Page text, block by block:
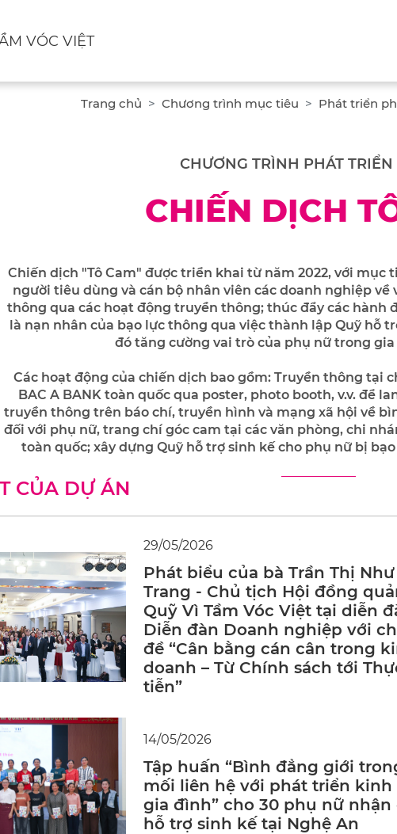
VÓC VIỆT
Trang chủ Chương trình mục tiêu Phát triển
CHƯƠNG TRÌNH PHÁT
CHIẾN DỊCH
Chiến dịch "Tô Cam" được triển khai từ năm 2022, với mục
người tiêu dùng và cán bộ nhân viên các doanh nghiệp về
thông qua các hoạt động truyền thông; thúc đẩy các hành
là nạn nhân của bạo lực thông qua việc thành lập Quỹ hỗ
đó tăng cường vai trò của phụ nữ trong
Các hoạt động của chiến dịch bao gồm: Truyền thông tại
BAC A BANK toàn quốc qua poster, photo booth, v.v. để
truyền thông trên báo chí, truyền hình và mạng xã hội về
đối với phụ nữ, trang chí góc cam tại các văn phòng, chi
toàn quốc; xây dựng Quỹ hỗ trợ sinh kế cho phụ nữ bị
CỦA DỰ ÁN
29/05/2026
Phát biểu của bà Trần Thị Như
Trang - Chủ tịch Hội đồng
Quỹ Vì Tầm Vóc Việt tại diễn
Diễn đàn Doanh nghiệp với
đề “Cân bằng cán cân trong
doanh – Từ Chính sách tới
tiễn”
14/05/2026
Tập huấn “Bình đẳng giới
mối liên hệ với phát triển kinh
gia đình” cho 30 phụ nữ nhận
hỗ trợ sinh kế tại Nghệ An